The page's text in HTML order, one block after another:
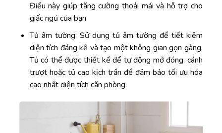
Điều này giúp tăng cường thoải mái và hỗ trợ cho
giấc ngủ của bạn
Tủ âm tường: Sử dụng tủ âm tường để tiết kiệm
diện tích đáng kể và tạo một không gian gọn gàng.
Tủ có thể được thiết kế để tự động mở đóng, cánh
trượt hoặc tủ cao kịch trần để đảm bảo tối ưu hóa
cao nhất diện tích căn phòng.